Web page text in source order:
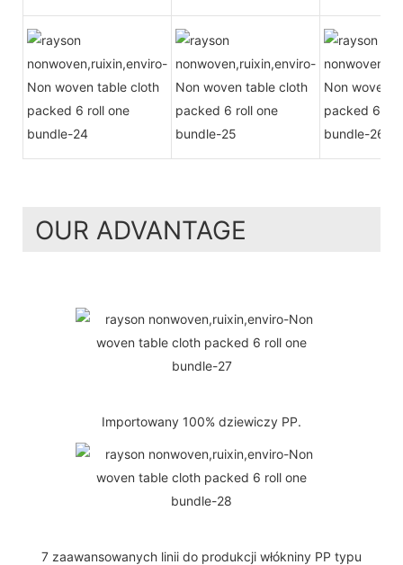
OUR ADVANTAGE
Importowany 100% dziewiczy PP.
7 zaawansowanych linii do produkcji włókniny PP typu